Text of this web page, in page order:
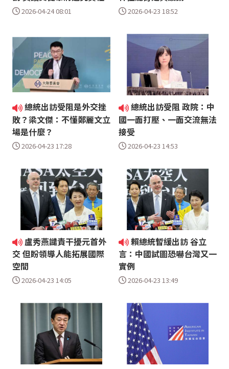
2026-04-24 08:01 2026-04-23 18:52
總統出訪受阻是外交挫
敗？梁文傑：不懂鄭麗文立
場是什麼？
2026-04-23 17:28
總統出訪受阻 政院：中
國一面打壓、一面交流無法
接受
2026-04-23 14:53
盧秀燕譴責干擾元首外
交 但盼領導人能拓展國際
空間
2026-04-23 14:05
賴總統暫緩出訪 谷立
言：中國試圖恐嚇台灣又一
實例
2026-04-23 13:49